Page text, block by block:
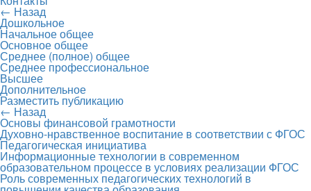
← Назад
Дошкольное
Начальное общее
Основное общее
Среднее (полное) общее
Среднее профессиональное
Высшее
Дополнительное
Разместить публикацию
← Назад
Основы финансовой грамотности
Духовно-нравственное воспитание в соответствии с ФГОС
Педагогическая инициатива
Информационные технологии в современном
образовательном процессе в условиях реализации ФГОС
Роль современных педагогических технологий в